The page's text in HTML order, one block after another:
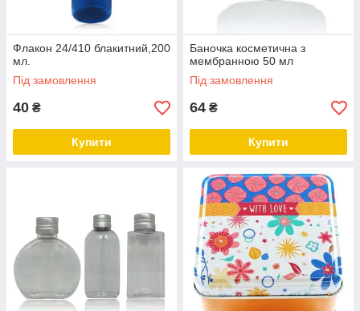
Флакон 24/410 блакитний,200
мл.
Під замовлення
40 ₴
Купити
Баночка косметична з
мембранною 50 мл
Під замовлення
64 ₴
Купити